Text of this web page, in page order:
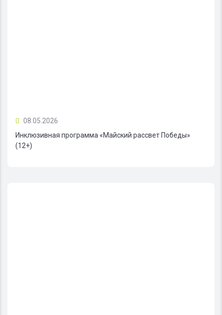
08.05.2026
Инклюзивная программа «Майский рассвет Победы»
(12+)